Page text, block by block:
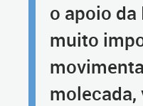
o apoio
muito
molecada,